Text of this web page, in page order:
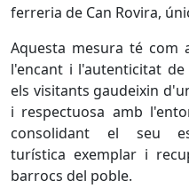
ferreria de Can Rovira,
Aquesta mesura té com
l'encant i l'autenticitat
els visitants gaudeixin
i respectuosa amb
consolidant el seu
turística exemplar i
barrocs del poble.